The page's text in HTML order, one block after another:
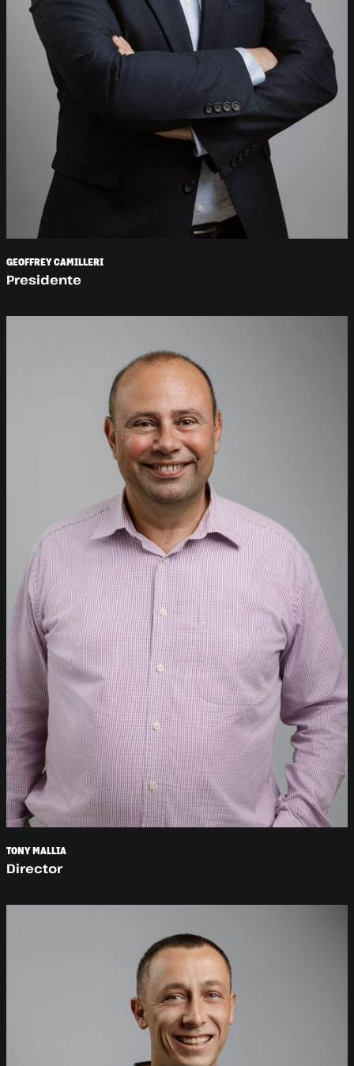
GEOFFREY CAMILLERI
Presidente
TONY MALLIA
Director